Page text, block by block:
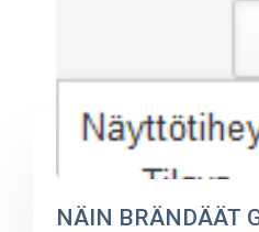
NÄIN BRÄNDÄÄT